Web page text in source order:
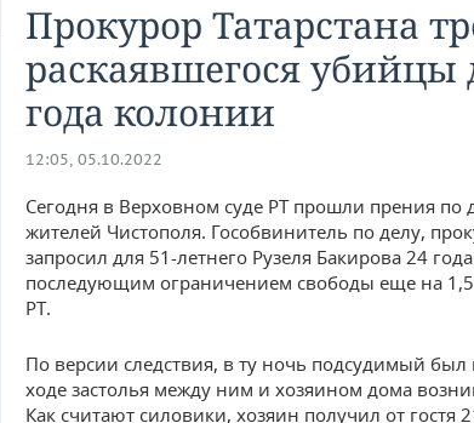
Прокурор Татарстана
раскаявшегося убийцы
года колонии
12:05, 05.10.2022
Сегодня в Верховном суде РТ прошли прения по
жителей Чистополя. Гособвинитель по делу,
запросил для 51-летнего Рузеля Бакирова 24
последующим ограничением свободы еще на
РТ.
По версии следствия, в ту ночь подсудимый был
ходе застолья между ним и хозяином дома
Как считают силовики, хозяин получил от гостя